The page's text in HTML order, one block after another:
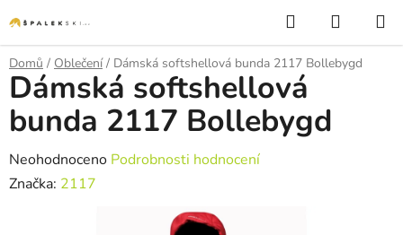
Hledat
Domů / Oblečení / Dámská softshellová bunda 2117 Bollebygd
Dámská softshellová
bunda 2117 Bollebygd
Průměrné hodnocení produktu je 0,0 z 5 hvězdiček.
Neohodnoceno Podrobnosti hodnocení
Značka: 2117